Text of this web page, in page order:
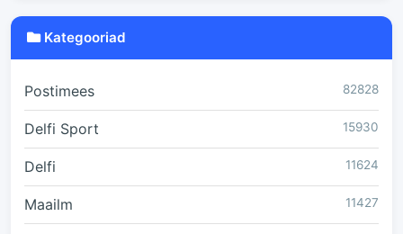
Kategooriad
Postimees 82828
Delfi Sport 15930
Delfi 11624
Maailm 11427